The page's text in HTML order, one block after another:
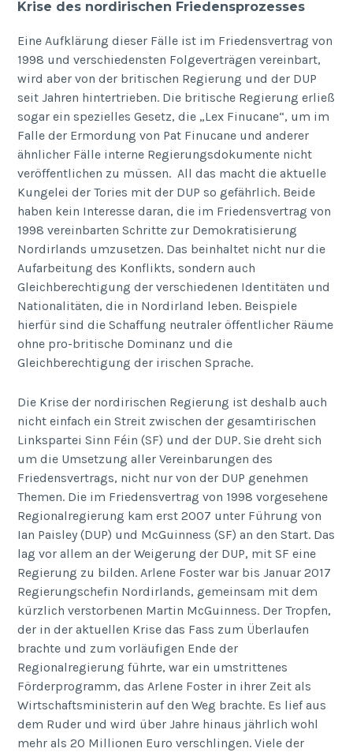
Krise des nordirischen Friedensprozesses
Eine Aufklärung dieser Fälle ist im Friedensvertrag von
1998 und verschiedensten Folgeverträgen vereinbart,
wird aber von der britischen Regierung und der DUP
seit Jahren hintertrieben. Die britische Regierung erließ
sogar ein spezielles Gesetz, die „Lex Finucane“, um im
Falle der Ermordung von Pat Finucane und anderer
ähnlicher Fälle interne Regierungsdokumente nicht
veröffentlichen zu müssen. All das macht die aktuelle
Kungelei der Tories mit der DUP so gefährlich. Beide
haben kein Interesse daran, die im Friedensvertrag von
1998 vereinbarten Schritte zur Demokratisierung
Nordirlands umzusetzen. Das beinhaltet nicht nur die
Aufarbeitung des Konflikts, sondern auch
Gleichberechtigung der verschiedenen Identitäten und
Nationalitäten, die in Nordirland leben. Beispiele
hierfür sind die Schaffung neutraler öffentlicher Räume
ohne pro-britische Dominanz und die
Gleichberechtigung der irischen Sprache.
Die Krise der nordirischen Regierung ist deshalb auch
nicht einfach ein Streit zwischen der gesamtirischen
Linkspartei Sinn Féin (SF) und der DUP. Sie dreht sich
um die Umsetzung aller Vereinbarungen des
Friedensvertrags, nicht nur von der DUP genehmen
Themen. Die im Friedensvertrag von 1998 vorgesehene
Regionalregierung kam erst 2007 unter Führung von
Ian Paisley (DUP) und McGuinness (SF) an den Start. Das
lag vor allem an der Weigerung der DUP, mit SF eine
Regierung zu bilden. Arlene Foster war bis Januar 2017
Regierungschefin Nordirlands, gemeinsam mit dem
kürzlich verstorbenen Martin McGuinness. Der Tropfen,
der in der aktuellen Krise das Fass zum Überlaufen
brachte und zum vorläufigen Ende der
Regionalregierung führte, war ein umstrittenes
Förderprogramm, das Arlene Foster in ihrer Zeit als
Wirtschaftsministerin auf den Weg brachte. Es lief aus
dem Ruder und wird über Jahre hinaus jährlich wohl
mehr als 20 Millionen Euro verschlingen. Viele der